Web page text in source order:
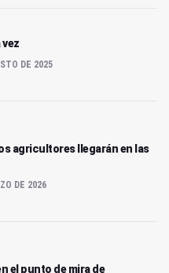
DE 2025
agricultores llegarán en las
DE 2026
el punto de mira de